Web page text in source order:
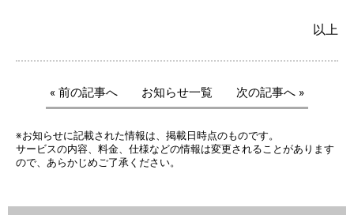
以上
« 前の記事へ お知らせ一覧 次の記事へ »
※お知らせに記載された情報は、掲載日時点のものです。
サービスの内容、料金、仕様などの情報は変更されることがあります
ので、あらかじめご了承ください。